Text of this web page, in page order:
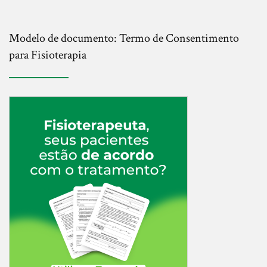
Modelo de documento: Termo de Consentimento
para Fisioterapia